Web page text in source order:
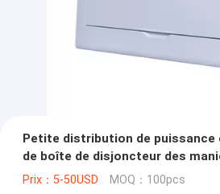
Petite distribution de puissance
de boîte de disjoncteur des
Prix：5-50USD MOQ：100pcs